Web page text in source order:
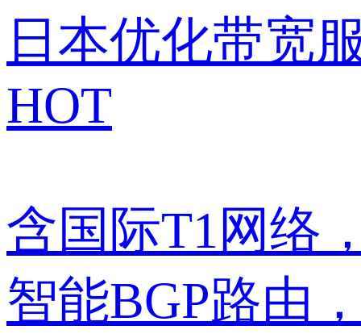
日本优化带宽
HOT
含国际T1网络
智能BGP路由